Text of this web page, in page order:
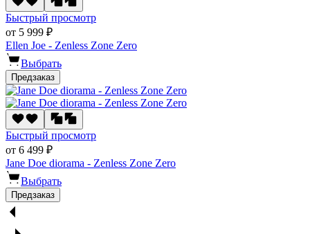
Быстрый просмотр
от 5 999 ₽
Ellen Joe - Zenless Zone Zero
Выбрать
Предзаказ
Быстрый просмотр
от 6 499 ₽
Jane Doe diorama - Zenless Zone Zero
Выбрать
Предзаказ